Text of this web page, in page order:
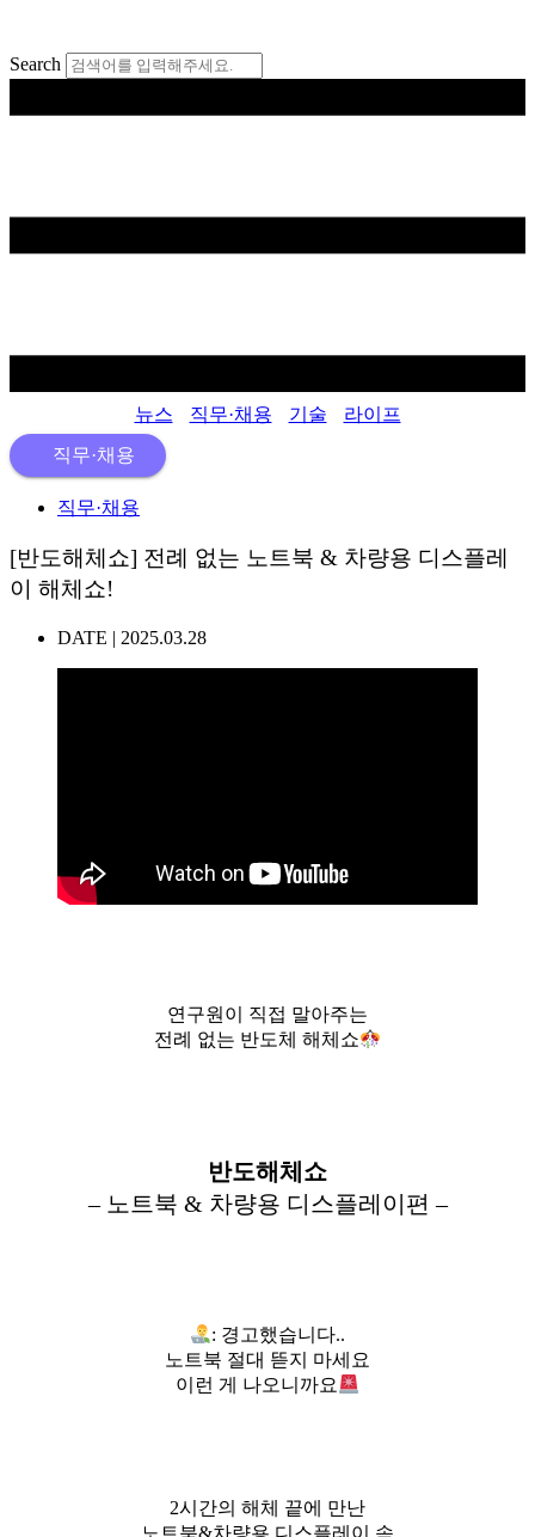
츠
건
Search
뉴스 직무·채용 기술
라이프
직무·채용
직무·채용
[반도해체쇼] 전례 없는 노트북 & 차량용 디스플레
이 해체쇼!
DATE | 2025.03.28
연구원이 직접 말아주는
전례 없는 반도체 해체쇼
반도해체쇼
– 노트북 & 차량용 디스플레이편 –
: 경고했습니다..
노트북 절대 뜯지 마세요
이런 게 나오니까요
2시간의 해체 끝에 만난
노트북&차량용 디스플레이 속